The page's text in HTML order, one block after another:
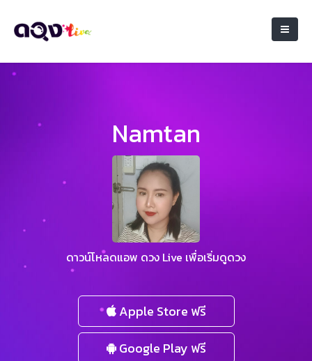
Namtan
ดาวน์โหลดแอพ ดวง Live เพื่อเริ่มดูดวง
Apple Store ฟรี
Google Play ฟรี